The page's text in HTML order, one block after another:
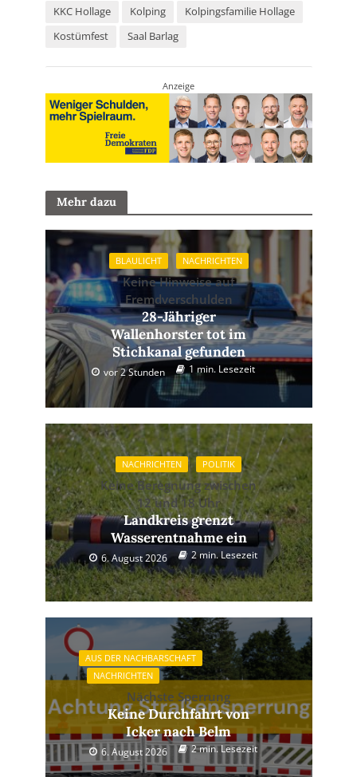
KKC Hollage
Kolping
Kolpingsfamilie Hollage
Kostümfest
Saal Barlag
Anzeige
Mehr dazu
BLAULICHT NACHRICHTEN
Keine Hinweise auf
Fremdverschulden
28-Jähriger
Wallenhorster tot im
Stichkanal gefunden
vor 2 Stunden 1 min. Lesezeit
NACHRICHTEN POLITIK
Keine Beregnung zwischen
12 und 18 Uhr
Landkreis grenzt
Wasserentnahme ein
6. August 2026 2 min. Lesezeit
AUS DER NACHBARSCHAFT
NACHRICHTEN
Nächste Sperrung
Keine Durchfahrt von
Icker nach Belm
6. August 2026 2 min. Lesezeit